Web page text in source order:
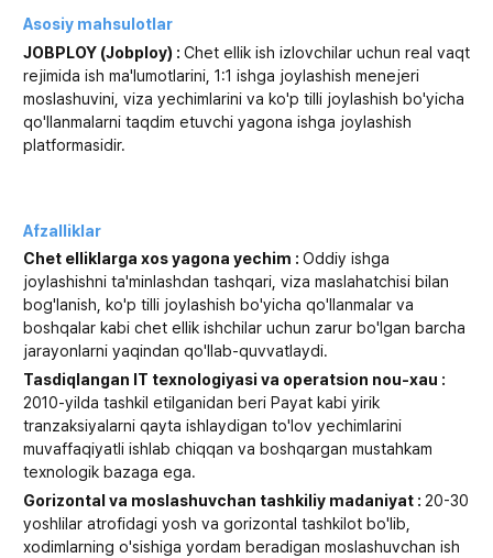
Asosiy mahsulotlar
JOBPLOY (Jobploy) : Chet ellik ish izlovchilar uchun real vaqt
rejimida ish ma'lumotlarini, 1:1 ishga joylashish menejeri
moslashuvini, viza yechimlarini va ko'p tilli joylashish bo'yicha
qo'llanmalarni taqdim etuvchi yagona ishga joylashish
platformasidir.
Afzalliklar
Chet elliklarga xos yagona yechim : Oddiy ishga
joylashishni ta'minlashdan tashqari, viza maslahatchisi bilan
bog'lanish, ko'p tilli joylashish bo'yicha qo'llanmalar va
boshqalar kabi chet ellik ishchilar uchun zarur bo'lgan barcha
jarayonlarni yaqindan qo'llab-quvvatlaydi.
Tasdiqlangan IT texnologiyasi va operatsion nou-xau :
2010-yilda tashkil etilganidan beri Payat kabi yirik
tranzaksiyalarni qayta ishlaydigan to'lov yechimlarini
muvaffaqiyatli ishlab chiqqan va boshqargan mustahkam
texnologik bazaga ega.
Gorizontal va moslashuvchan tashkiliy madaniyat : 20-30
yoshlilar atrofidagi yosh va gorizontal tashkilot bo'lib,
xodimlarning o'sishiga yordam beradigan moslashuvchan ish